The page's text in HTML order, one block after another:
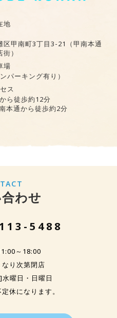
地
甲南町3丁目3-21（甲南本通
）
場
パーキング有り）
ス
ら徒歩約12分
本通から徒歩約2分
わせ
5488
～18:00
り次第閉店
日・日曜日
休になります。